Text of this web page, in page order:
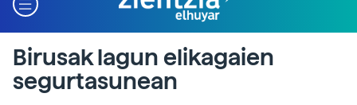
Birusak lagun elikagaien
segurtasunean